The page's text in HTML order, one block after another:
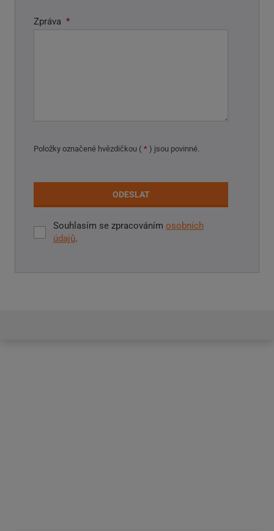
Zpráva *
Položky označené hvězdičkou ( * ) jsou povinné.
ODESLAT
Souhlasím
osobních
Souhlasím se zpracováním osobních
údajů.